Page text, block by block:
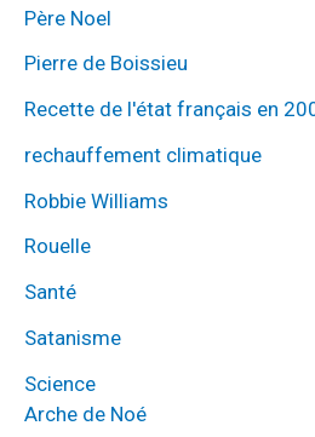
Père Noel
Pierre de Boissieu
Recette de l'état français en
rechauffement climatique
Robbie Williams
Rouelle
Santé
Satanisme
Science
Arche de Noé